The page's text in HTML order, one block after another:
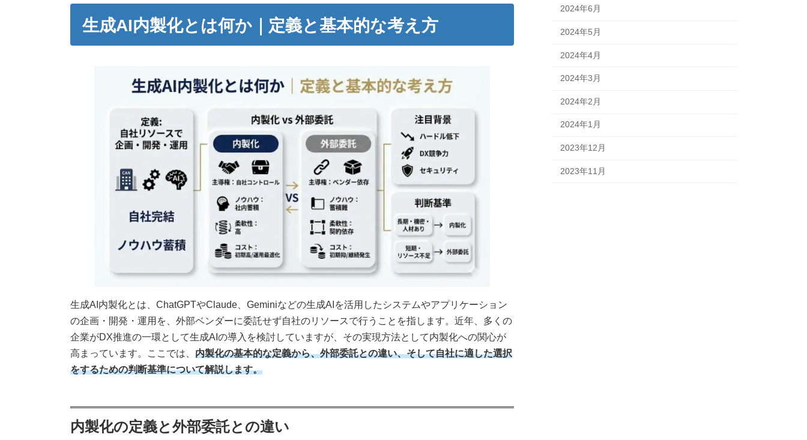
生成AI内製化とは何か｜定義と基本的な考え方
生成AI内製化とは、ChatGPTやClaude、Geminiなどの生成AIを活用したシステムやアプリケーション
の企画・開発・運用を、外部ベンダーに委託せず自社のリソースで行うことを指します。近年、多くの
企業がDX推進の一環として生成AIの導入を検討していますが、その実現方法として内製化への関心が
高まっています。ここでは、 内製化の基本的な定義から、外部委託との違い、そして自社に適した選択
をするための判断基準について解説します。
内製化の定義と外部委託との違い
2024年6月
2024年5月
2024年4月
2024年3月
2024年2月
2024年1月
2023年12月
2023年11月